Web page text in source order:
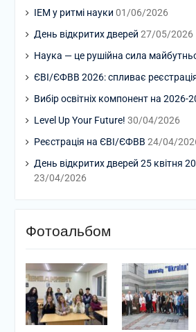
ІЕМ у ритмі науки 01/06/2026
День відкритих дверей 27/05/2026
Наука — це рушійна сила
ЄВІ/ЄФВВ 2026: спливає
Вибір освітніх компонент на 2026-
Level Up Your Future! 30/04/2026
Реєстрація на ЄВІ/ЄФВВ 24/04/
День відкритих дверей 25 квітня
23/04/2026
Фотоальбом